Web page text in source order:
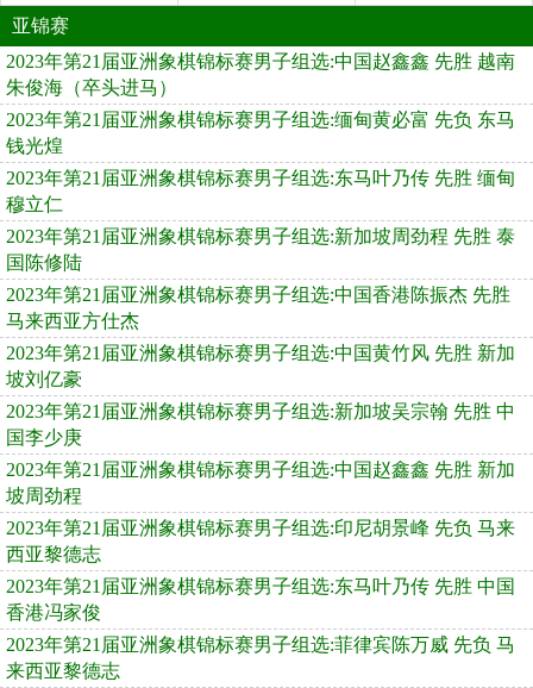
亚锦赛
2023年第21届亚洲象棋锦标赛男子组选:中国赵鑫鑫 先胜 越南
朱俊海（卒头进马）
2023年第21届亚洲象棋锦标赛男子组选:缅甸黄必富 先负 东马
钱光煌
2023年第21届亚洲象棋锦标赛男子组选:东马叶乃传 先胜 缅甸
穆立仁
2023年第21届亚洲象棋锦标赛男子组选:新加坡周劲程 先胜 泰
国陈修陆
2023年第21届亚洲象棋锦标赛男子组选:中国香港陈振杰 先胜
马来西亚方仕杰
2023年第21届亚洲象棋锦标赛男子组选:中国黄竹风 先胜 新加
坡刘亿豪
2023年第21届亚洲象棋锦标赛男子组选:新加坡吴宗翰 先胜 中
国李少庚
2023年第21届亚洲象棋锦标赛男子组选:中国赵鑫鑫 先胜 新加
坡周劲程
2023年第21届亚洲象棋锦标赛男子组选:印尼胡景峰 先负 马来
西亚黎德志
2023年第21届亚洲象棋锦标赛男子组选:东马叶乃传 先胜 中国
香港冯家俊
2023年第21届亚洲象棋锦标赛男子组选:菲律宾陈万威 先负 马
来西亚黎德志